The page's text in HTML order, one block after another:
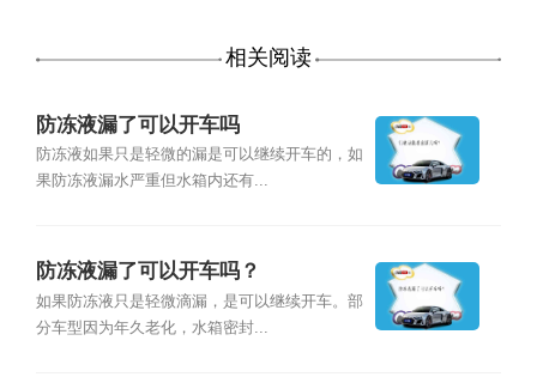
相关阅读
防冻液漏了可以开车吗
防冻液如果只是轻微的漏是可以继续开车的，如
果防冻液漏水严重但水箱内还有...
防冻液漏了可以开车吗？
如果防冻液只是轻微滴漏，是可以继续开车。部
分车型因为年久老化，水箱密封...